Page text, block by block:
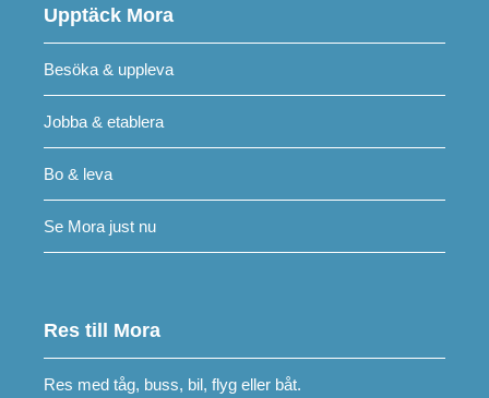
Upptäck Mora
Besöka & uppleva
Jobba & etablera
Bo & leva
Se Mora just nu
Res till Mora
Res med tåg, buss, bil, flyg eller båt.